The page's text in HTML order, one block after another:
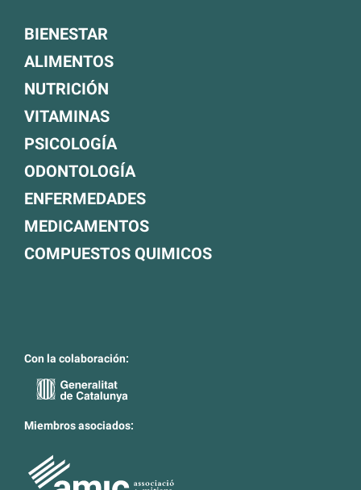
BIENESTAR
ALIMENTOS
NUTRICIÓN
VITAMINAS
PSICOLOGÍA
ODONTOLOGÍA
ENFERMEDADES
MEDICAMENTOS
COMPUESTOS QUIMICOS
Con la colaboración:
Miembros asociados: